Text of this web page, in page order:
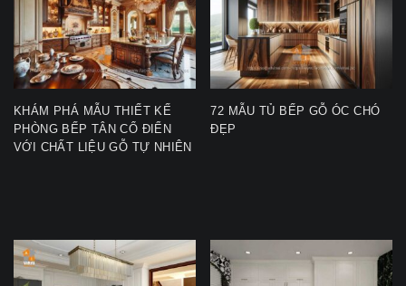
KHÁM PHÁ MẪU THIẾT KẾ
PHÒNG BẾP TÂN CỔ ĐIỂN
VỚI CHẤT LIỆU GỖ TỰ NHIÊN
72 MẪU TỦ BẾP GỖ ÓC CHÓ
ĐẸP